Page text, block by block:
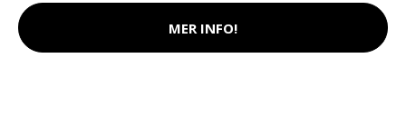
MER INFO!